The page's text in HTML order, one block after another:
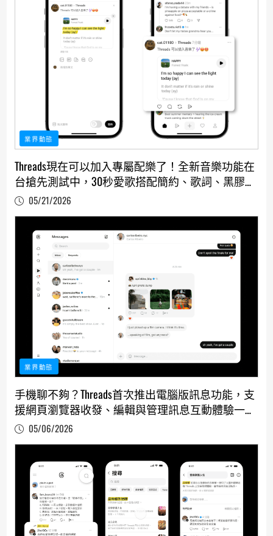
業界動態
Threads現在可以加入專屬配樂了！全新音樂功能在
台搶先測試中，30秒愛歌搭配簡約、歌詞、黑膠三
種模式，讓社群對話「聲」動起來
05/21/2026
業界動態
手機聊不夠？Threads首次推出電腦版訊息功能，支
援網頁瀏覽器收發、編輯與管理訊息互動體驗一次
到位！
05/06/2026